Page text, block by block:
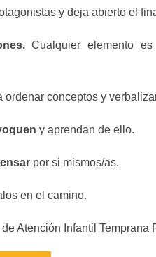
y deja abierto el
Cualquier elemento
ordenar conceptos y
y aprendan de ello.
por si mismos/as.
en el camino.
Atención Infantil Temprana